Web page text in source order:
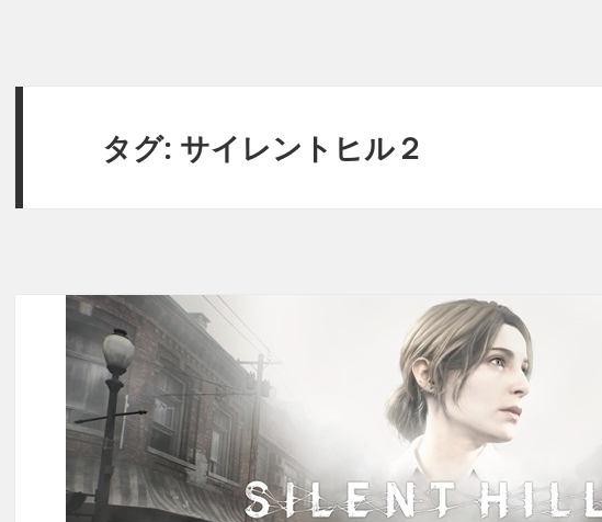
タグ: サイレントヒル２